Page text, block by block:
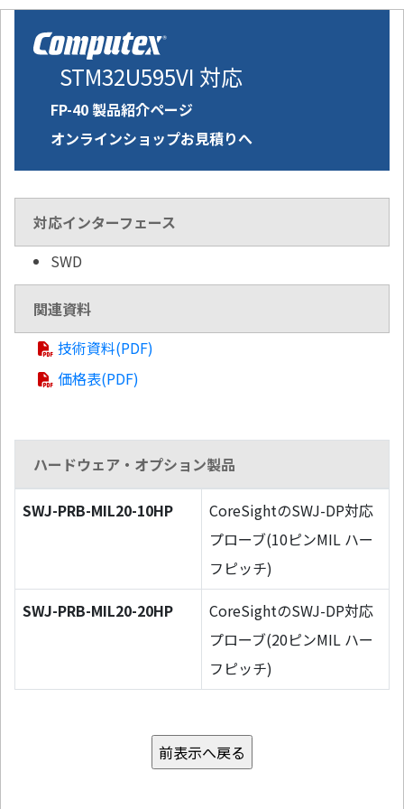
STM32U595VI 対応
FP-40 製品紹介ページ
オンラインショップお見積りへ
対応インターフェース
SWD
関連資料
技術資料(PDF)
価格表(PDF)
ハードウェア・オプション製品
SWJ-PRB-MIL20-10HP
CoreSightのSWJ-DP対応
プローブ(10ピンMIL ハー
フピッチ)
SWJ-PRB-MIL20-20HP
CoreSightのSWJ-DP対応
プローブ(20ピンMIL ハー
フピッチ)